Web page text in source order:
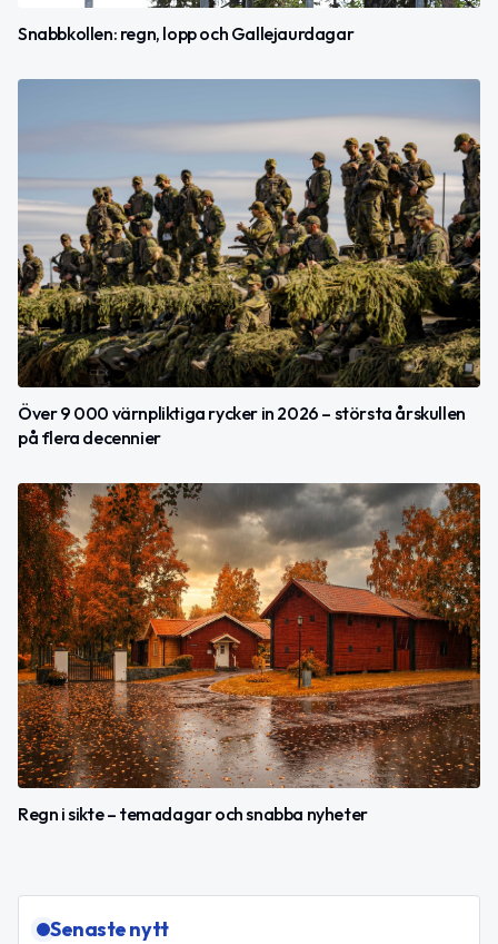
Snabbkollen: regn, lopp och Gallejaurdagar
Över 9 000 värnpliktiga rycker in 2026 – största årskullen
på flera decennier
Regn i sikte – temadagar och snabba nyheter
Senaste nytt